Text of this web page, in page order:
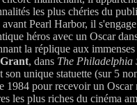
les plus chéries du
Pearl Harbor, il
héros avec un Oscar
la réplique aux immenses
, dans The Philadelphia
son unique statuette (sur 5
1984 pour recevoir un Oscar
les plus riches du cinéma